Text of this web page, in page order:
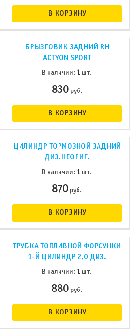
В КОРЗИНУ
БРЫЗГОВИК ЗАДНИЙ RH
ACTYON SPORT
В наличии: 1 шт.
830руб.
В КОРЗИНУ
ЦИЛИНДР ТОРМОЗНОЙ ЗАДНИЙ
ДИЗ.НЕОРИГ.
В наличии: 1 шт.
870 руб.
В КОРЗИНУ
ТРУБКА ТОПЛИВНОЙ ФОРСУНКИ
1-Й ЦИЛИНДР 2,0 ДИЗ.
В наличии: 1 шт.
880 руб.
В КОРЗИНУ